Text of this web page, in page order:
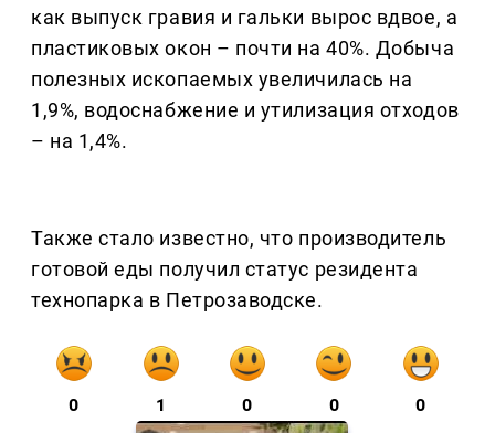
как выпуск гравия и гальки вырос вдвое, а
пластиковых окон – почти на 40%. Добыча
полезных ископаемых увеличилась на
1,9%, водоснабжение и утилизация отходов
– на 1,4%.
Также стало известно, что производитель
готовой еды получил статус резидента
технопарка в Петрозаводске.
0 1 0 0 0